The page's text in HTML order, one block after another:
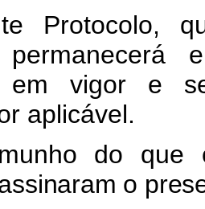
Protocolo,
em vigor e
aplicável.
do que
o